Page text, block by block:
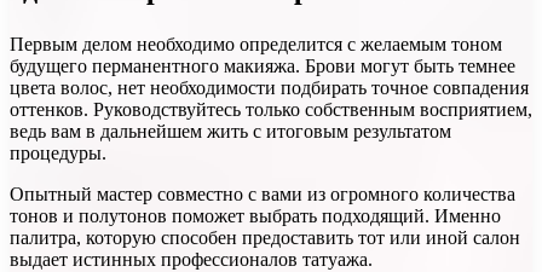
Первым делом необходимо определится с желаемым тоном
будущего перманентного макияжа. Брови могут быть темнее
цвета волос, нет необходимости подбирать точное совпадения
оттенков. Руководствуйтесь только собственным восприятием,
ведь вам в дальнейшем жить с итоговым результатом
процедуры.
Опытный мастер совместно с вами из огромного количества
тонов и полутонов поможет выбрать подходящий. Именно
палитра, которую способен предоставить тот или иной салон
выдает истинных профессионалов татуажа.